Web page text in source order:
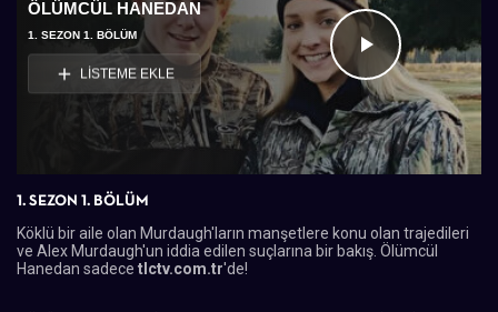
Videoyu
Oynat
ÖLÜMCÜL HANEDAN
1. SEZON 1. BÖLÜM
LİSTEME EKLE
1. SEZON 1. BÖLÜM
Köklü bir aile olan Murdaugh'ların manşetlere konu olan trajedileri
ve Alex Murdaugh'un iddia edilen suçlarına bir bakış. Ölümcül
Hanedan sadece tlctv.com.tr'de!